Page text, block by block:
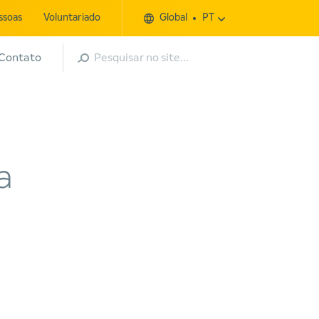
Voluntariado Global PT
Pesquisar